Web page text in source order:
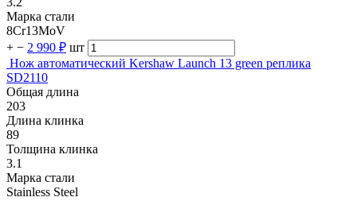
Марка стали
8Cr13MoV
+ − 2 990 ₽ шт
Нож автоматический Kershaw Launch 13 green реплика
SD2110
Общая длина
203
Длина клинка
89
Толщина клинка
3.1
Марка стали
Stainless Steel